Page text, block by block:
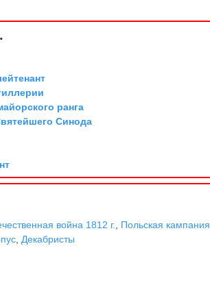
ранга
Синода
война 1812 г.
Польская
Декабристы